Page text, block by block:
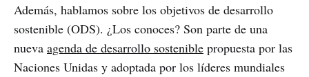
Además, hablamos sobre los objetivos de desarrollo
sostenible (ODS). ¿Los conoces? Son parte de una
nueva agenda de desarrollo sostenible propuesta por las
Naciones Unidas y adoptada por los líderes mundiales